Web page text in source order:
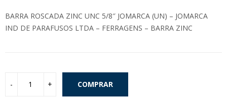
BARRA ROSCADA ZINC UNC 5/8″ JOMARCA (UN) – JOMARCA
IND DE PARAFUSOS LTDA – FERRAGENS – BARRA ZINC
COMPRAR